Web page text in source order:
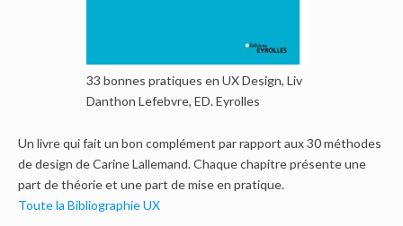
33 bonnes pratiques en UX Design, Liv
Danthon Lefebvre, ED. Eyrolles
Un livre qui fait un bon complément par rapport aux 30 méthodes
de design de Carine Lallemand. Chaque chapitre présente une
part de théorie et une part de mise en pratique.
Toute la Bibliographie UX